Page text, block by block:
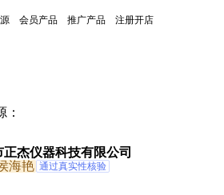
会员产品 推广产品 注册开店
正杰仪器科技有限公司
海艳 通过真实性核验